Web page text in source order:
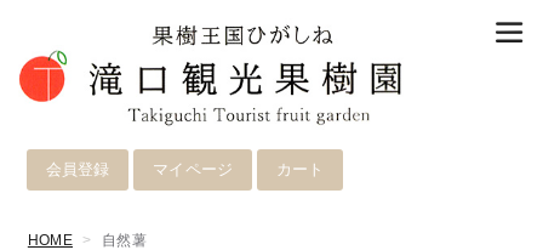
カート
マイページ
会員登録
HOME 自然薯